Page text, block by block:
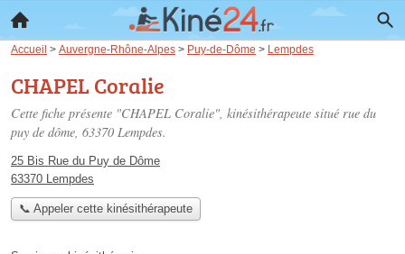
Accueil > Auvergne-Rhône-Alpes > Puy-de-Dôme > Lempdes
CHAPEL Coralie
Cette fiche présente "CHAPEL Coralie", kinésithérapeute situé rue du
puy de dôme, 63370 Lempdes.
25 Bis Rue du Puy de Dôme
63370 Lempdes
📞 Appeler cette kinésithérapeute